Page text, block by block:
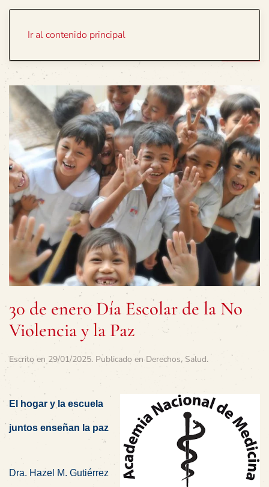
Ir al contenido principal
30 de enero Día Escolar de la No
Violencia y la Paz
Escrito en 29/01/2025. Publicado en Derechos, Salud.
El hogar y la escuela
juntos enseñan la paz
Dra. Hazel M. Gutiérrez